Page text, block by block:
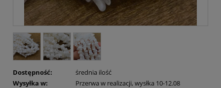
Dostępność:
średnia ilość
Wysyłka w:
Przerwa w realizacji, wysłka 10-12.08